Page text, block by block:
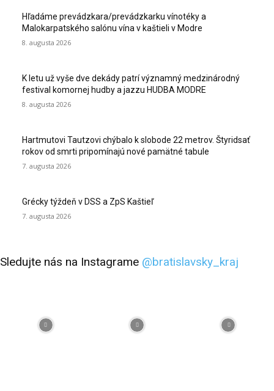
Hľadáme prevádzkara/prevádzkarku vínotéky a
Malokarpatského salónu vína v kaštieli v Modre
8. augusta 2026
K letu už vyše dve dekády patrí významný medzinárodný
festival komornej hudby a jazzu HUDBA MODRE
8. augusta 2026
Hartmutovi Tautzovi chýbalo k slobode 22 metrov. Štyridsať
rokov od smrti pripomínajú nové pamätné tabule
7. augusta 2026
Grécky týždeň v DSS a ZpS Kaštieľ
7. augusta 2026
Sledujte nás na Instagrame @bratislavsky_kraj